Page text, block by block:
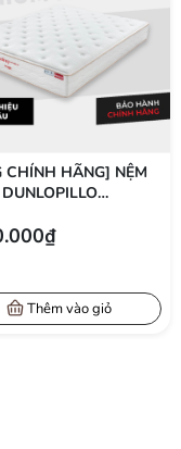
CHÍNH HÃNG] NỆM
| 1M2X2M | 1M4X2M|
Thêm vào giỏ